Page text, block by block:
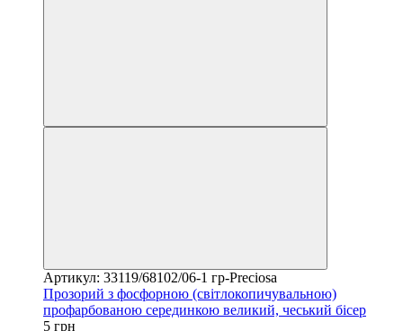
Артикул: 33119/68102/06-1 гр-Preciosa
Прозорий з фосфорною (світлокопичувальною)
профарбованою серединкою великий, чеський бісер
5 грн